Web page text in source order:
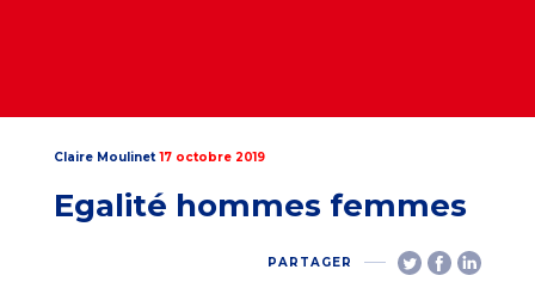
Claire Moulinet 17 octobre 2019
Egalité hommes femmes
PARTAGER